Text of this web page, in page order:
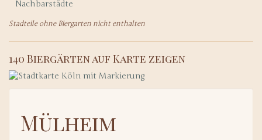
Nachbarstädte
Stadteile ohne Biergarten nicht enthalten
140 Biergärten auf Karte zeigen
Mülheim